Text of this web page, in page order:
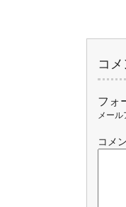
コメ
フォ
メール
コメ